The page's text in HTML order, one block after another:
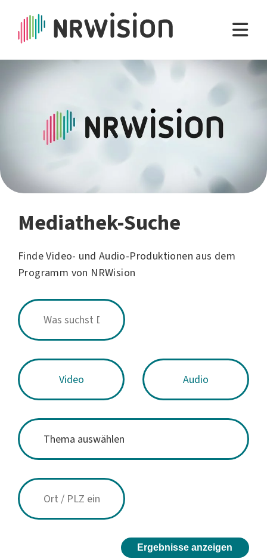
Mediathek-Suche
Finde Video- und Audio-Produktionen aus dem
Programm von NRWision
Video Audio
Ergebnisse anzeigen